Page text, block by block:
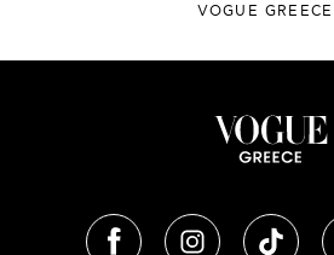
VOGUE GREECE